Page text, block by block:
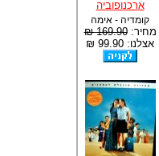
ארכנופוביה
קומדיה - אימה
מחיר:169.90 ₪
אצלנו: 99.90 ₪